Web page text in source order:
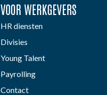
VOOR WERKGEVERS
HR diensten
Divisies
Young Talent
Payrolling
Contact